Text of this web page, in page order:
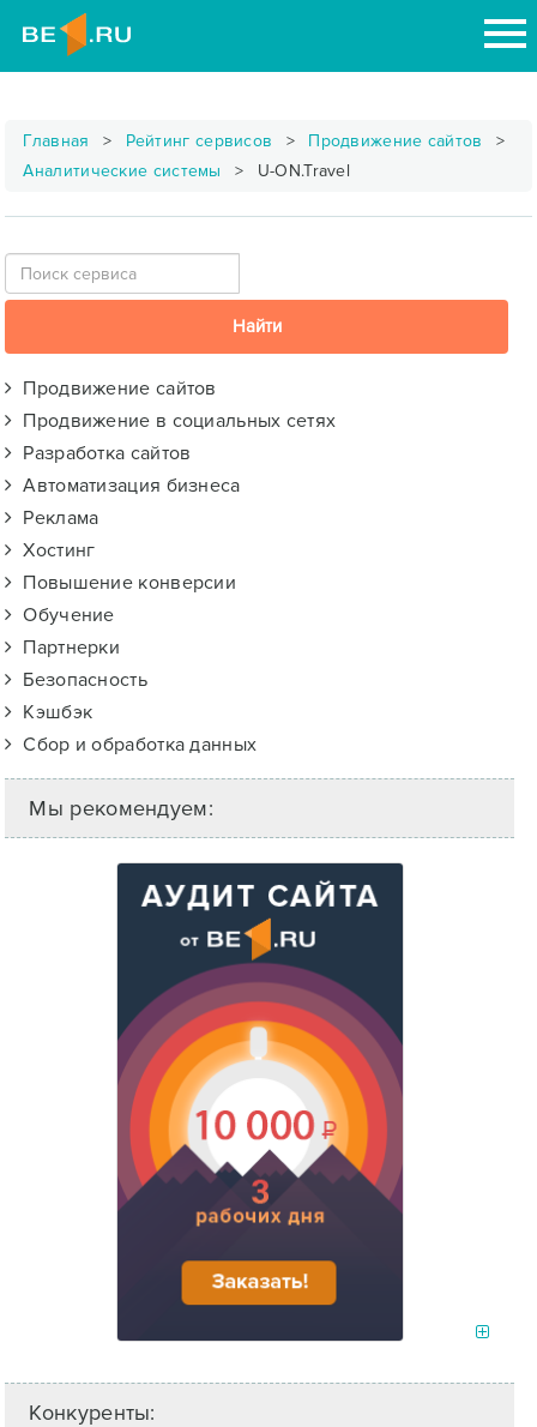
Главная Рейтинг сервисов
Продвижение сайтов
Аналитические системы
U-ON.Travel
Продвижение сайтов
Продвижение в социальных сетях
Разработка сайтов
Автоматизация бизнеса
Реклама
Хостинг
Повышение конверсии
Обучение
Партнерки
Безопасность
Кэшбэк
Сбор и обработка данных
Мы рекомендуем:
Конкуренты: